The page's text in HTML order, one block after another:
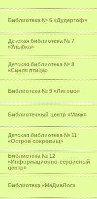
Библиотека № 6 «Дудергоф»
Детская библиотека № 7
«Улыбка»
Детская библиотека № 8
«Синяя птица»
Библиотека № 9 «Лигово»
Библиотечный центр «Маяк»
Детская библиотека № 11
«Остров сокровищ»
Библиотека № 12
«Информационно-сервисный
центр»
Библиотека «МеДиаЛог»